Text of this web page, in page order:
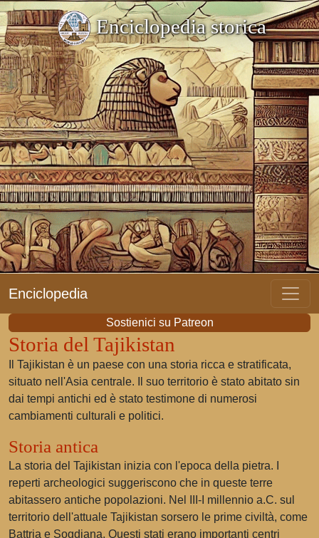
Enciclopedia storica
Enciclopedia
Sostienici su Patreon
Storia del Tajikistan
Il Tajikistan è un paese con una storia ricca e stratificata,
situato nell'Asia centrale. Il suo territorio è stato abitato sin
dai tempi antichi ed è stato testimone di numerosi
cambiamenti culturali e politici.
Storia antica
La storia del Tajikistan inizia con l'epoca della pietra. I
reperti archeologici suggeriscono che in queste terre
abitassero antiche popolazioni. Nel III-I millennio a.C. sul
territorio dell'attuale Tajikistan sorsero le prime civiltà, come
Battria e Sogdiana. Questi stati erano importanti centri